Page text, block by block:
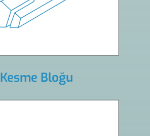
Kesme Bloğu